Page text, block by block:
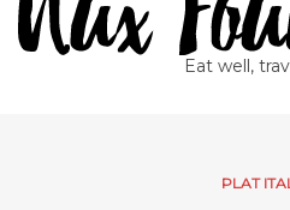
Eat well,
PLAT